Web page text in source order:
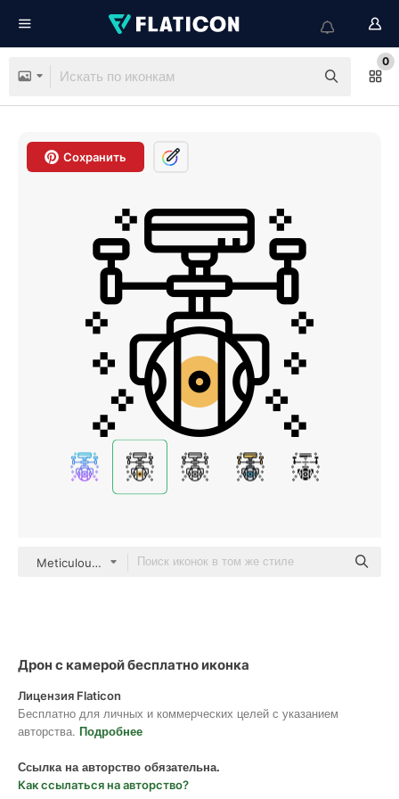
0
Сохранить
Meticulous Yellow shadow
Дрон с камерой бесплатно иконка
Лицензия Flaticon
Бесплатно для личных и коммерческих целей с указанием
авторства. Подробнее
Ссылка на авторство обязательна.
Как ссылаться на авторство?